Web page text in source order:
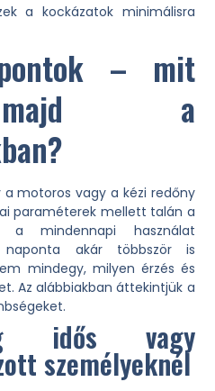
a kockázatok minimálisra
– mit
a
a motoros vagy a kézi redőny
paraméterek mellett talán a
a mindennapi használat
akár többször is
mindegy, milyen érzés és
Az alábbiakban áttekintjük a
idős vagy
személyeknél